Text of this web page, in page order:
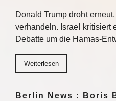
Donald Trump droht
verhandeln. Israel kritisiert
Debatte um die Hamas-
Weiterlesen
Berlin News : Boris